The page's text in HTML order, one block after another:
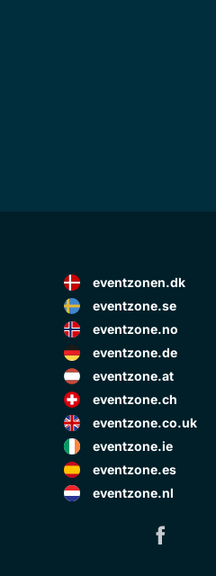
eventzonen.dk
eventzone.se
eventzone.no
eventzone.de
eventzone.at
eventzone.ch
eventzone.co.uk
eventzone.ie
eventzone.es
eventzone.nl